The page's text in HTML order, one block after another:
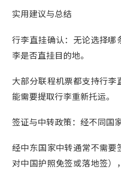
实用建议与总结
行李直挂确认：无论选择哪
李是否直挂目的地。
大部分联程机票都支持行
能需要提取行李重新托运。
签证与中转政策：经不同国
经中东国家中转通常不需
对中国护照免签或落地签